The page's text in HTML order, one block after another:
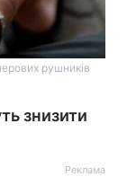
рушників
знизити
Реклама